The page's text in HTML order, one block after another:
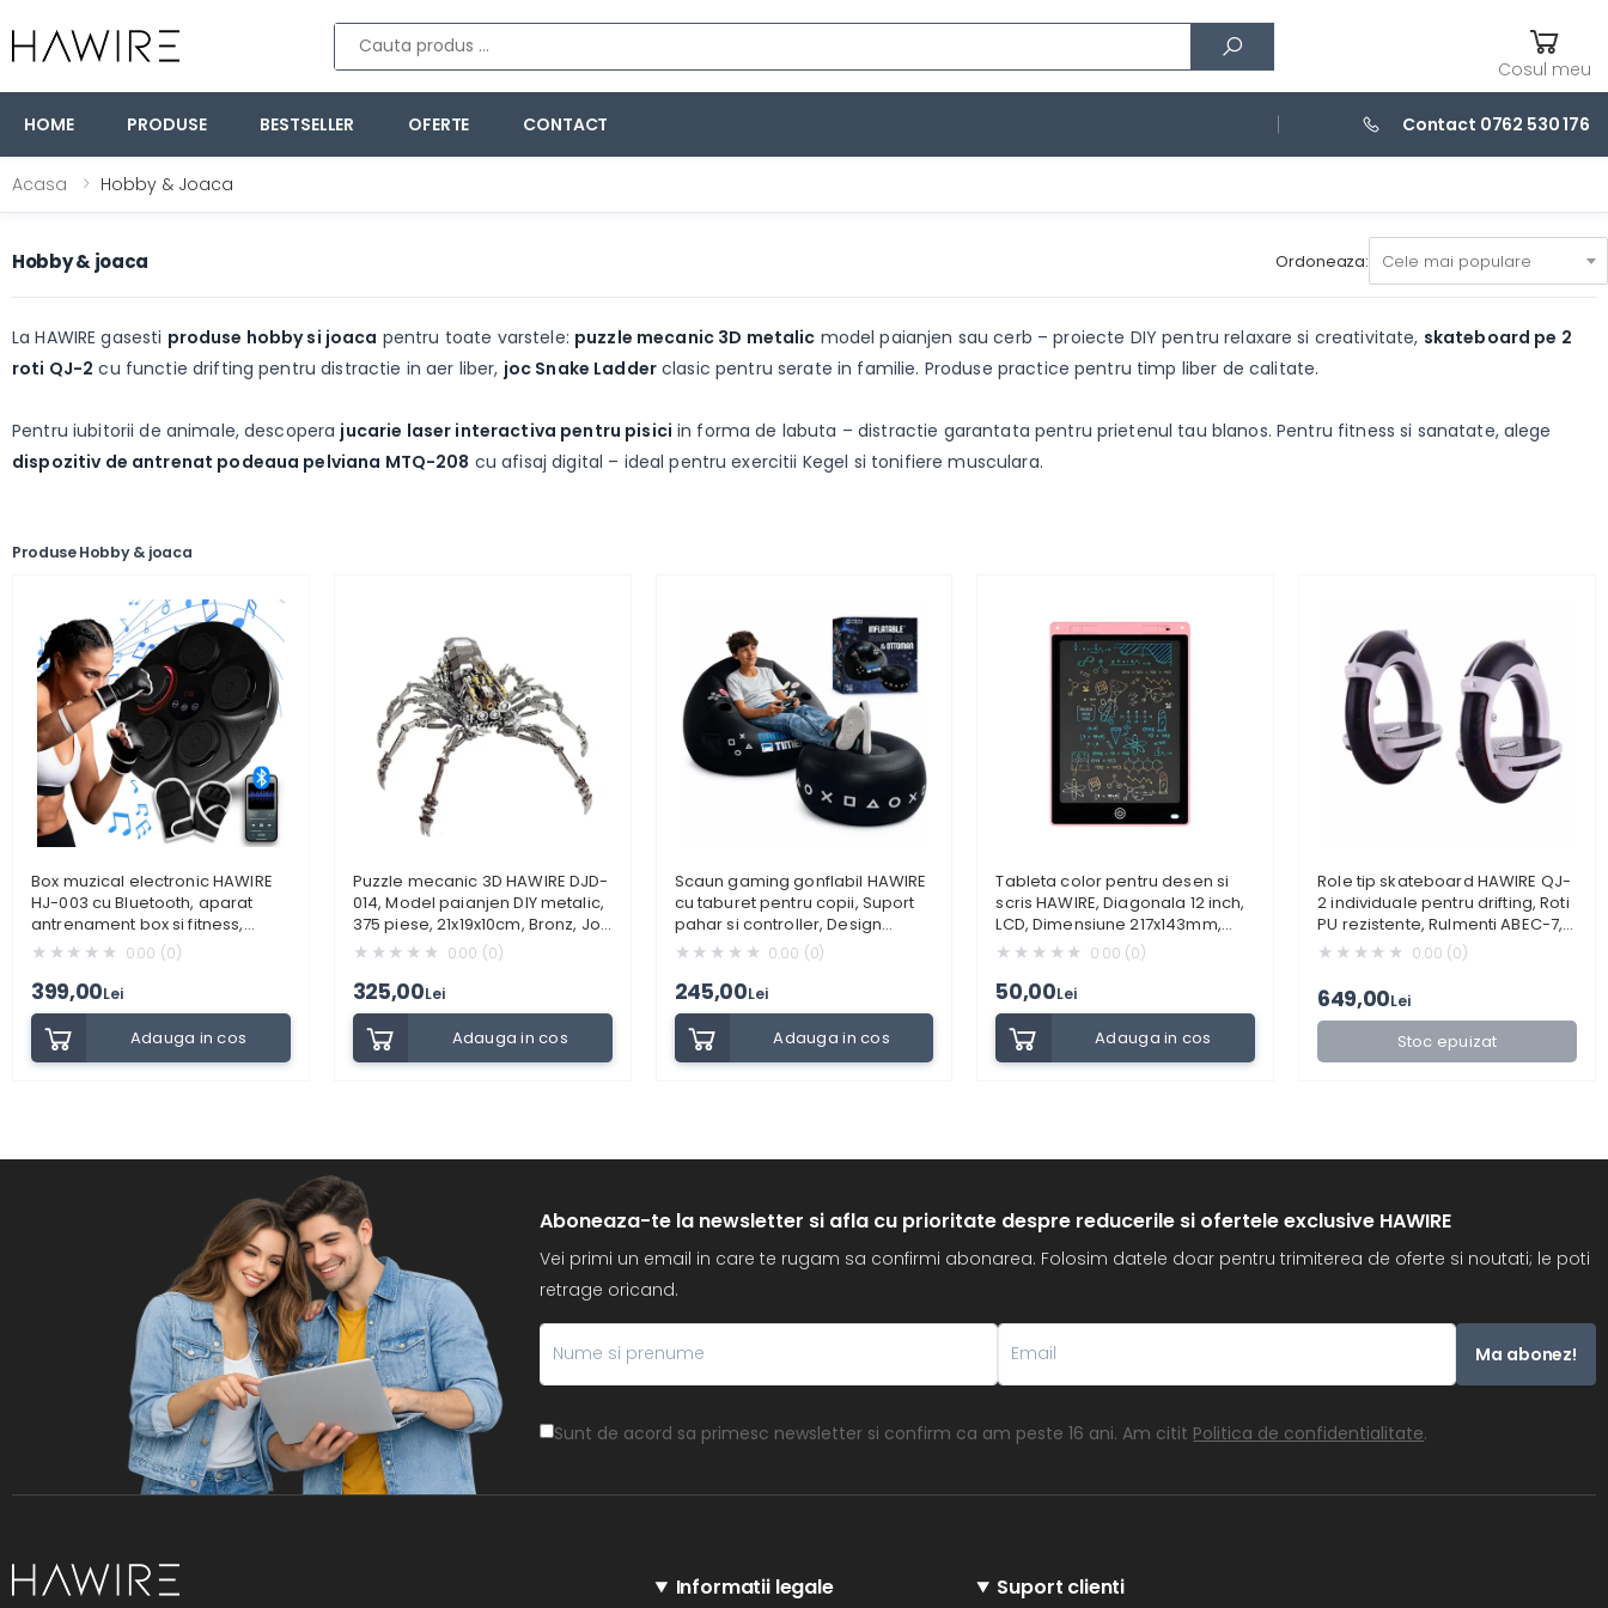
Cauta produs
Cosul meu
HOME PRODUSE BESTSELLER OFERTE CONTACT Contact 0762 530 176
Acasa Hobby & Joaca
Hobby & joaca Ordoneaza: Cele mai populare
La HAWIRE gasesti produse hobby si joaca pentru toate varstele: puzzle mecanic 3D metalic model paianjen sau cerb – proiecte DIY pentru relaxare si creativitate, skateboard pe 2
roti QJ-2 cu functie drifting pentru distractie in aer liber, joc Snake Ladderclasic pentru serate in familie. Produse practice pentru timp liber de calitate.
Pentru iubitorii de animale, descopera jucarie laser interactiva pentru pisici in forma de labuta – distractie garantata pentru prietenul tau blanos. Pentru fitness si sanatate, alege
dispozitiv de antrenat podeaua pelviana MTQ-208 cu afisaj digital – ideal pentru exercitii Kegel si tonifiere musculara.
Produse Hobby & joaca
Box muzical electronic HAWIRE
HJ-003 cu Bluetooth, aparat
antrenament box si fitness,
lumini LED, manusi incluse,
incarcare USB, Negru
0.00 (0)
399,00Lei
Adauga in cos
Puzzle mecanic 3D HAWIRE DJD-
014, Model paianjen DIY metalic,
375 piese, 21x19x10cm, Bronz, Joc
de indemanare si relaxare,
0.00 (0)
325,00Lei
Adauga in cos
Scaun gaming gonflabil HAWIRE
cu taburet pentru copii, Suport
pahar si controller, Design
ergonomic, 105x105x75cm,
Material rezistent, Negru
0.00 (0)
245,00Lei
Adauga in cos
Tableta color pentru desen si
scris HAWIRE, Diagonala 12 inch,
LCD, Dimensiune 217x143mm,
Eco-friendly, Fara hartie,
Culoare roz, Pentru copii si adulti
0.00 (0)
50,00Lei
Adauga in cos
Role tip skateboard HAWIRE QJ-
2 individuale pentru drifting, Roti
PU rezistente, Rulmenti ABEC-7,
Platforma anti-alunecare,
Negru, Pentru trick-uri si sporturi
extreme
0.00 (0)
649,00Lei
Stoc epuizat
Aboneaza-te la newsletter si afla cu prioritate despre reducerile si ofertele exclusive HAWIRE
Vei primi un email in care te rugam sa confirmi abonarea. Folosim datele doar pentru trimiterea de oferte si noutati; le poti
retrage oricand.
Ma abonez!
Sunt de acord sa primesc newsletter si confirm ca am peste 16 ani. Am citit Politica de confidentialitate.
Informatii legale Suport clienti